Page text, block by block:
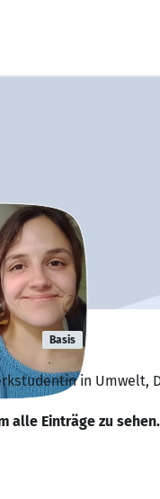
Basis
in Umwelt,
alle Einträge zu sehen.